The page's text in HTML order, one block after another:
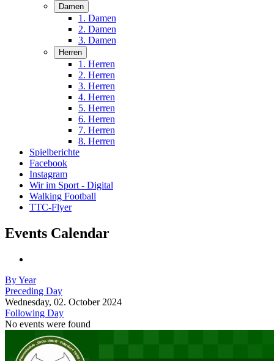
Damen
1. Damen
2. Damen
3. Damen
Herren
1. Herren
2. Herren
3. Herren
4. Herren
5. Herren
6. Herren
7. Herren
8. Herren
Spielberichte
Facebook
Instagram
Wir im Sport - Digital
Walking Football
TTC-Flyer
Events Calendar
By Year
Preceding Day
Wednesday, 02. October 2024
Following Day
No events were found